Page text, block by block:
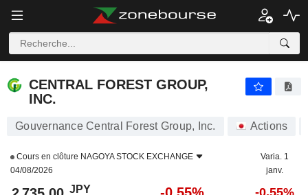
CENTRAL FOREST GROUP,
INC.
Gouvernance Central Forest Group, Inc. Actions
Cours en clôture NAGOYA STOCK EXCHANGE
04/08/2026
Varia. 1
janv.
JPY -0,55%